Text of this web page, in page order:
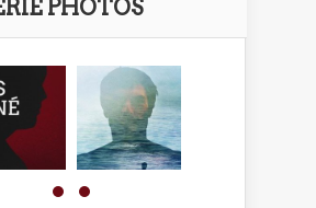
PHOTOS